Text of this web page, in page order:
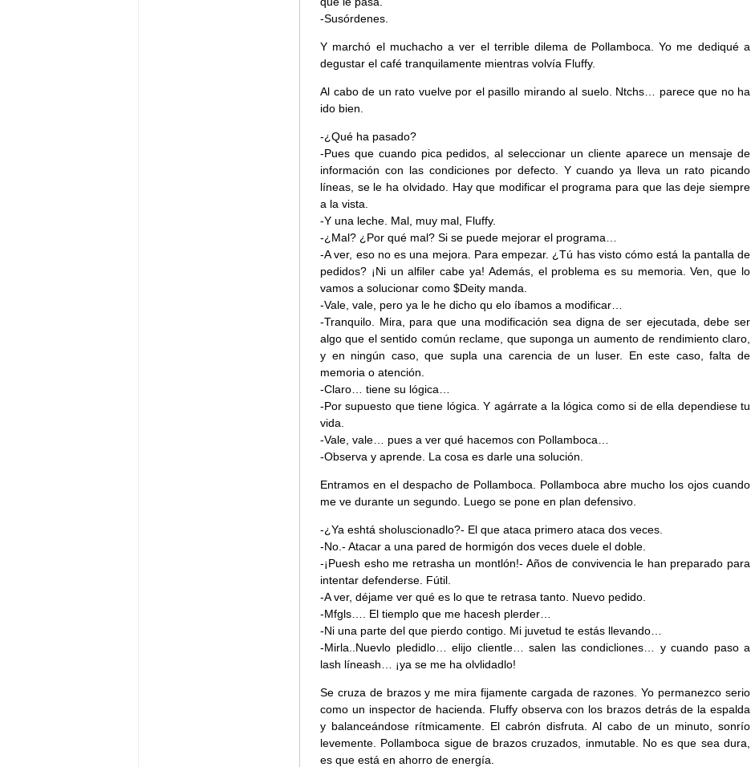
-Susórdenes.
Y marchó el muchacho a ver el terrible dilema de Pollamboca. Yo me dediqué a
degustar el café tranquilamente mientras volvía Fluffy.
Al cabo de un rato vuelve por el pasillo mirando al suelo. Ntchs… parece que no ha
ido bien.
-¿Qué ha pasado?
-Pues que cuando pica pedidos, al seleccionar un cliente aparece un mensaje de
información con las condiciones por defecto. Y cuando ya lleva un rato picando
líneas, se le ha olvidado. Hay que modificar el programa para que las deje siempre
a la vista.
-Y una leche. Mal, muy mal, Fluffy.
-¿Mal? ¿Por qué mal? Si se puede mejorar el programa…
-A ver, eso no es una mejora. Para empezar. ¿Tú has visto cómo está la pantalla de
pedidos? ¡Ni un alfiler cabe ya! Además, el problema es su memoria. Ven, que lo
vamos a solucionar como $Deity manda.
-Vale, vale, pero ya le he dicho qu elo íbamos a modificar…
-Tranquilo. Mira, para que una modificación sea digna de ser ejecutada, debe ser
algo que el sentido común reclame, que suponga un aumento de rendimiento claro,
y en ningún caso, que supla una carencia de un luser. En este caso, falta de
memoria o atención.
-Claro… tiene su lógica…
-Por supuesto que tiene lógica. Y agárrate a la lógica como si de ella dependiese tu
vida.
-Vale, vale… pues a ver qué hacemos con Pollamboca…
-Observa y aprende. La cosa es darle una solución.
Entramos en el despacho de Pollamboca. Pollamboca abre mucho los ojos cuando
me ve durante un segundo. Luego se pone en plan defensivo.
-¿Ya eshtá sholuscionadlo?- El que ataca primero ataca dos veces.
-No.- Atacar a una pared de hormigón dos veces duele el doble.
-¡Puesh esho me retrasha un montlón!- Años de convivencia le han preparado para
intentar defenderse. Fútil.
-A ver, déjame ver qué es lo que te retrasa tanto. Nuevo pedido.
-Mfgls…. El tiemplo que me hacesh plerder…
-Ni una parte del que pierdo contigo. Mi juvetud te estás llevando…
-Mirla..Nuevlo pledidlo… elijo clientle… salen las condicliones… y cuando paso a
lash líneash… ¡ya se me ha olvlidadlo!
Se cruza de brazos y me mira fijamente cargada de razones. Yo permanezco serio
como un inspector de hacienda. Fluffy observa con los brazos detrás de la espalda
y balanceándose rítmicamente. El cabrón disfruta. Al cabo de un minuto, sonrío
levemente. Pollamboca sigue de brazos cruzados, inmutable. No es que sea dura,
es que está en ahorro de energía.